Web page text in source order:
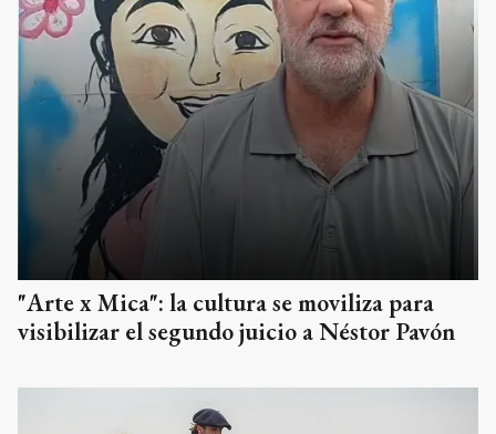
"Arte x Mica": la cultura se moviliza para
visibilizar el segundo juicio a Néstor Pavón